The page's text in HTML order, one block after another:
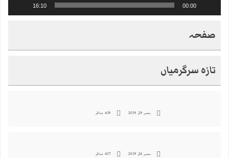
00:00
16:10
صفحہ
تازہ سرگرمیاں
ستمبر 29, 2019 459 مناظر
ستمبر 26, 2019 437 مناظر